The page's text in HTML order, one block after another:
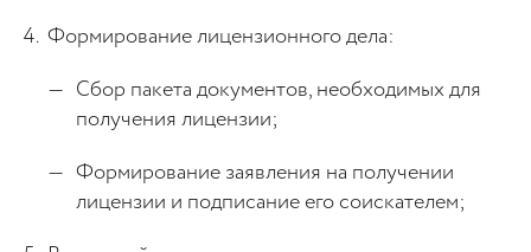
Формирование лицензионного дела:
Сбор пакета документов, необходимых для
получения лицензии;
Формирование заявления на получении
лицензии и подписание его соискателем;